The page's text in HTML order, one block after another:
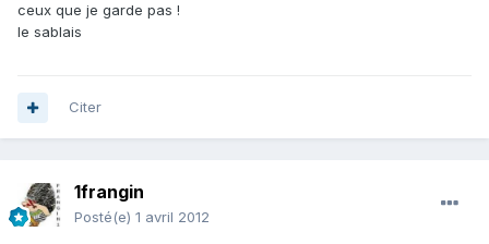
ceux que je garde pas !
le sablais
Citer
1frangin
Posté(e) 1 avril 2012